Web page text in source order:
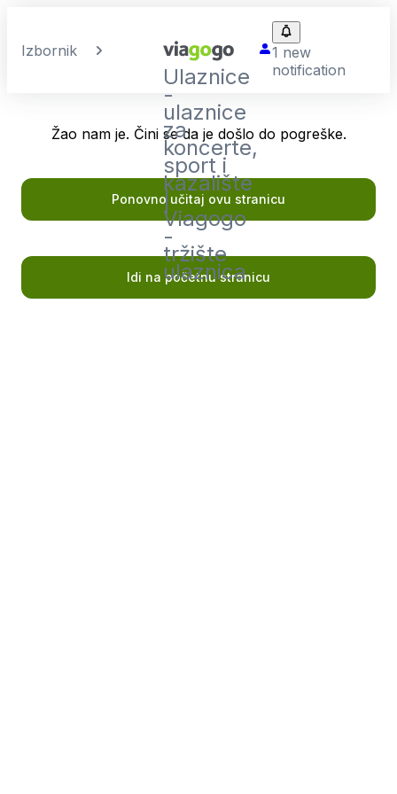
Izbornik
Ulaznice
-
ulaznice
za
koncerte,
sport i
kazalište
|
Viagogo
-
tržište
ulaznica
1 new
notification
Žao nam je. Čini se da je došlo do pogreške.
Ponovno učitaj ovu stranicu
Idi na početnu stranicu